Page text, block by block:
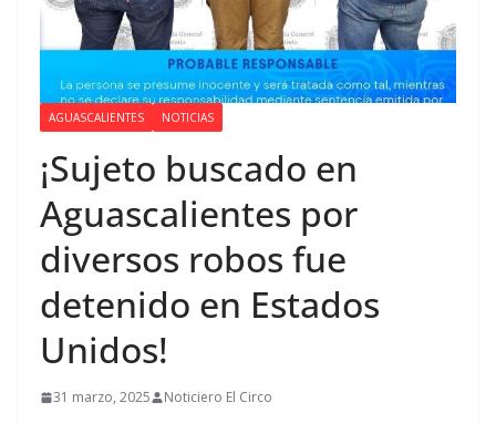
AGUASCALIENTES NOTICIAS
¡Sujeto buscado en
Aguascalientes por
diversos robos fue
detenido en Estados
Unidos!
31 marzo, 2025 Noticiero El Circo